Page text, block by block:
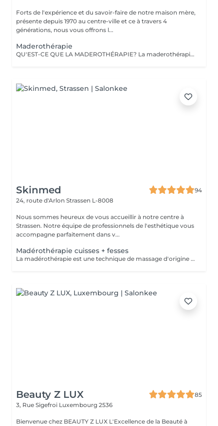
Forts de l'expérience et du savoir-faire de notre maison mère,
présente depuis 1970 au centre-ville et ce à travers 4
générations, nous vous offrons l...
Maderothérapie
QU'EST-CE QUE LA MADEROTHÉRAPIE? La maderothérapie c'est une technique de massage issue de la médecine orientale et qui consiste en l'application d'un massage corporel ou facial avec des instruments en bois, ce qui permet un remodelage complet. Les différentes formes et tailles de ces instruments permettent d'appliquer le massage avec plus ou moins d'intensité, en plus de l'adapter aux différentes parties du corps. De nos jours, ce type de massage peut être appliqué sur pratiquement tout le corps : jambes, abdomen, taille, flancs, dos et bras, ainsi que sur le visage et une partie du cou (double menton). Un des grands avantages de ce traitement c'est qu'il est totalement naturel puisqu'il est réalisé avec des instruments en bois et qu'il est non-invasif. Objectifs: Réduire la graisse et la cellulite. Activer la circulation sanguine et lymphatique. Réduire le contour et modeler la silhouette. Drainer et tonifier la peau. Créer également un effet relaxant sur la musculature. Fournir une hydratation supplémentaire à la peau. Stimuler l'équilibre énergétique. LA MADEROTHÉRAPIE FACIALE c'est un complément parfait des traitements de rajeunissement, qui : a des effets raffermissants et tonifiants, active la circulation sanguine et lymphatique du visage, contribuant ainsi à améliorer l'apparence de la peau, active la production de collagène et d'élastine, agit également sur les muscles du visage, apportant de la tonicité .
Skinmed
94
24, route d'Arlon Strassen L-8008
Nous sommes heureux de vous accueillir à notre centre à
Strassen. Notre équipe de professionnels de l'esthétique vous
accompagne parfaitement dans v...
Madérothérapie cuisses + fesses
La madérothérapie est une technique de massage d'origine colombienne qui utilise des instruments en bois spécialement conçus pour le modelage du corps. Le mot vient de l'espagnol "madera", qui signifie "bois". La madérothérapie est une technique de massage naturelle et non invasive qui repose sur l'utilisation d'outils en bois de différentes formes (rouleaux, ventouses, spatules, champignons, etc.) pour stimuler le corps. Objectifs principaux : - Réduction de la cellulite - Drainage lymphatique - Raffermissement de la peau - Remodelage du corps - Amélioration de la circulation sanguine - Relaxation musculaire et réduction du stress. Contre-indications: - grossesse - Infections aiguës - Thrombose / phlébite - Insuffisance cardiaque non compensée - cancer / Tumeurs malignes (sans avis médical) - Fièvre - règles hémorragiques / premiers 5 jours de règles - surcharge rénale - pathologies liées à l'appareil reproducteur - maladies de la peau - les ecchymoses - dysfonctionnement du système immunitaire
Beauty Z LUX
85
3, Rue Sigefroi Luxembourg 2536
Bienvenue chez BEAUTY Z LUX L'Excellence de la Beauté à